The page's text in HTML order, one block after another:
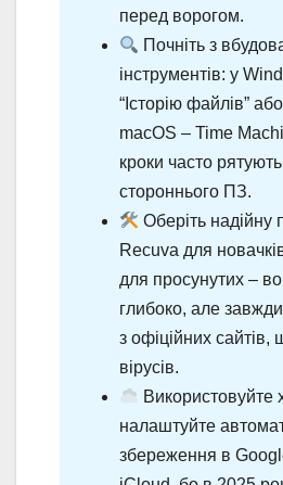
перед ворогом.
Почніть з
інструментів: у
“Історію файлів”
macOS – Time
кроки часто
стороннього ПЗ.
Оберіть надійну
Recuva для
для просунутих –
глибоко, але
з офіційних сайтів,
вірусів.
Використовуйте
налаштуйте
збереження в